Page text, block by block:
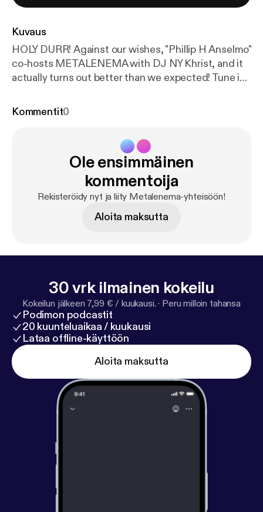
Kuvaus
HOLY DURR! Against our wishes, "Phillip H Anselmo"
co-hosts METALENEMA with DJ NY Khrist, and it
actually turns out better than we expected! Tune in
voices impersonated.***
Kommentit0
Ole ensimmäinen
kommentoija
Rekisteröidy nyt ja liity Metalenema-yhteisöön!
Aloita maksutta
30 vrk ilmainen kokeilu
Kokeilun jälkeen 7,99 € / kuukausi. · Peru milloin tahansa
Podimon podcastit
20 kuunteluaikaa / kuukausi
Lataa offline-käyttöön
Aloita maksutta